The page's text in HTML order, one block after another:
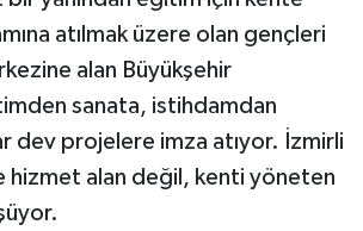
atılmak üzere olan gençleri
alan Büyükşehir
sanata, istihdamdan
dev projelere imza atıyor. İzmirli
hizmet alan değil, kenti yöneten